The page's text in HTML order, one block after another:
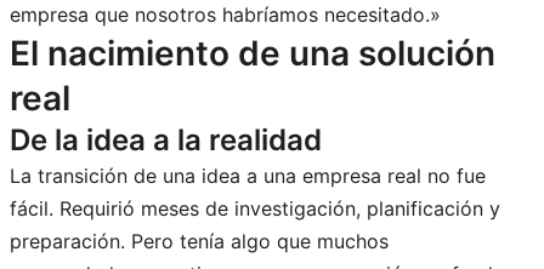
empresa que nosotros habríamos necesitado.»
El nacimiento de una solución
real
De la idea a la realidad
La transición de una idea a una empresa real no fue
fácil. Requirió meses de investigación, planificación y
preparación. Pero tenía algo que muchos